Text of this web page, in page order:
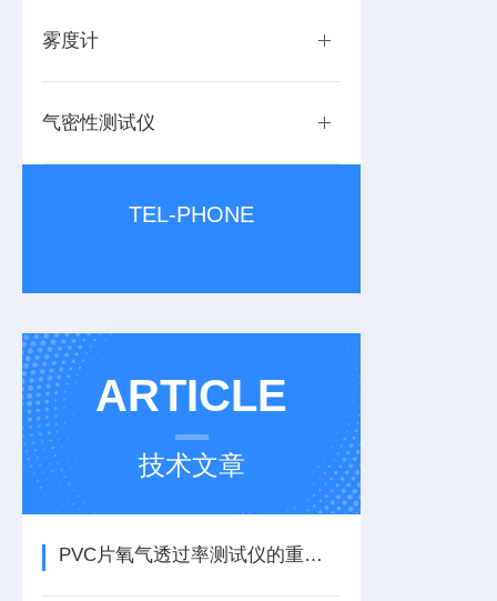
雾度计
气密性测试仪
TEL-PHONE
ARTICLE
技术文章
PVC片氧气透过率测试仪的重要性